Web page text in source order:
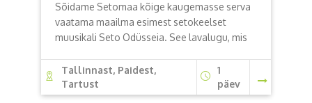
Sõidame Setomaa kõige kaugemasse serva
vaatama maailma esimest setokeelset
muusikali Seto Odüsseia. See lavalugu, mis
Tallinnast, Paidest,
Tartust
1
päev